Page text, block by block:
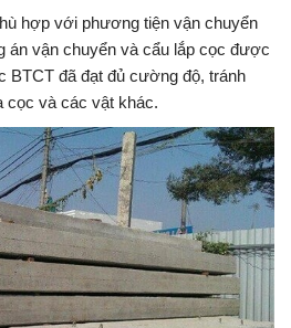
hợp với phương tiện vận chuyển
án vận chuyển và cẩu lắp cọc được
BTCT đã đạt đủ cường độ, tránh
cọc và các vật khác.